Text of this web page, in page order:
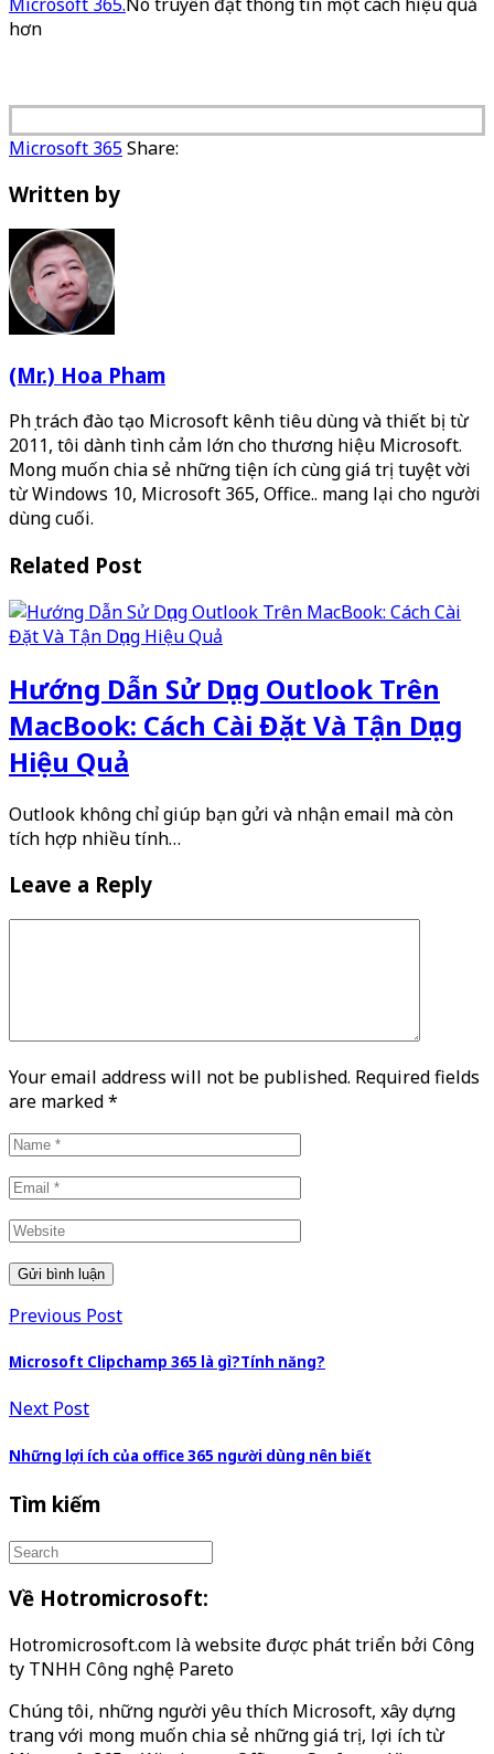
hơn
Microsoft 365Share:
Written by
(Mr.) Hoa Pham
Phụ trách đào tạo Microsoft kênh tiêu dùng và thiết bị từ
2011, tôi dành tình cảm lớn cho thương hiệu Microsoft.
Mong muốn chia sẻ những tiện ích cùng giá trị tuyệt vời
từ Windows 10, Microsoft 365, Office.. mang lại cho người
dùng cuối.
Related Post
Hướng Dẫn Sử Dụng Outlook Trên
MacBook: Cách Cài Đặt Và Tận Dụng
Hiệu Quả
Outlook không chỉ giúp bạn gửi và nhận email mà còn
tích hợp nhiều tính…
Leave a Reply
Your email address will not be published. Required fields
are marked*
Previous Post
Microsoft Clipchamp 365 là gì?Tính năng?
Next Post
Những lợi ích của office 365 người dùng nên biết
Tìm kiếm
Về Hotromicrosoft:
Hotromicrosoft.com là website được phát triển bởi Công
ty TNHH Công nghệ Pareto
Chúng tôi, những người yêu thích Microsoft, xây dựng
trang với mong muốn chia sẻ những giá trị, lợi ích từ